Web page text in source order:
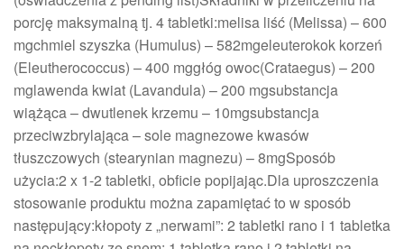
porcję maksymalną tj. 4 tabletki:melisa liść (Melissa) – 600
mgchmiel szyszka (Humulus) – 582mgeleuterokok korzeń
(Eleutherococcus) – 400 mggłóg owoc(Crataegus) – 200
mglawenda kwiat (Lavandula) – 200 mgsubstancja
wiążąca – dwutlenek krzemu – 10mgsubstancja
przeciwzbrylająca – sole magnezowe kwasów
tłuszczowych (stearynian magnezu) – 8mgSposób
użycia:2 x 1-2 tabletki, obficie popijając.Dla uproszczenia
stosowanie produktu można zapamiętać to w sposób
następujący:kłopoty z „nerwami”: 2 tabletki rano i 1 tabletka